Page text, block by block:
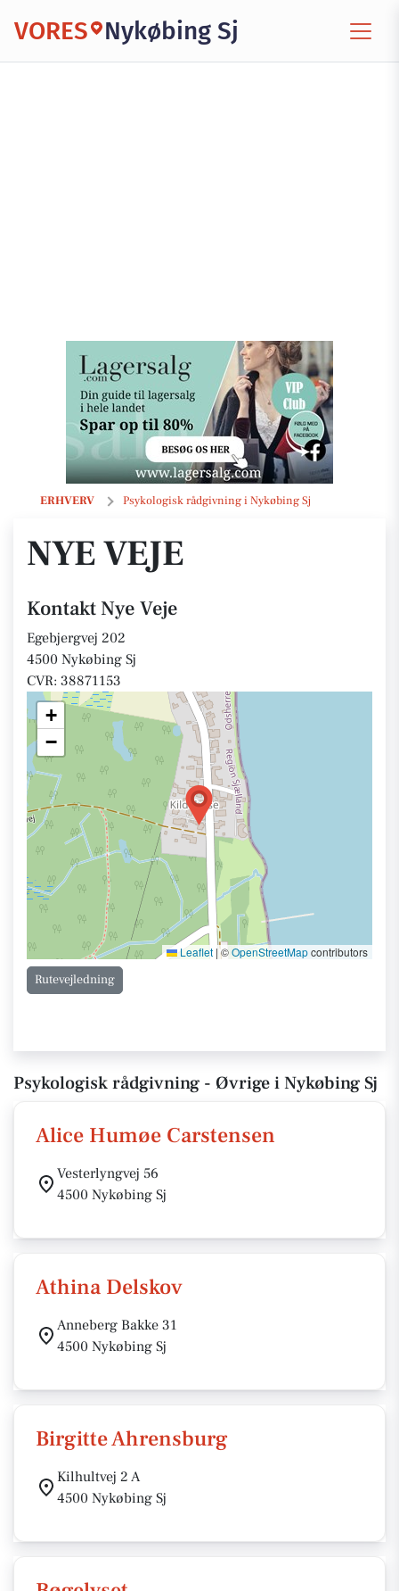
VORES Nykøbing Sj
ERHVERV Psykologisk rådgivning i Nykøbing Sj
Nye Veje
NYE VEJE
Kontakt Nye Veje
Egebjergvej 202
4500 Nykøbing Sj
CVR: 38871153
+
−
Leaflet |©OpenStreetMapcontributors
Rutevejledning
Psykologisk rådgivning - Øvrige i Nykøbing Sj
Alice Humøe Carstensen
Vesterlyngvej 56
4500 Nykøbing Sj
Athina Delskov
Anneberg Bakke 31
4500 Nykøbing Sj
Birgitte Ahrensburg
Kilhultvej 2 A
4500 Nykøbing Sj